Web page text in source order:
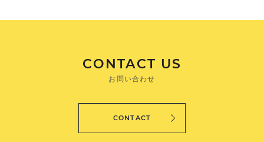
CONTACT US
お問い合わせ
CONTACT